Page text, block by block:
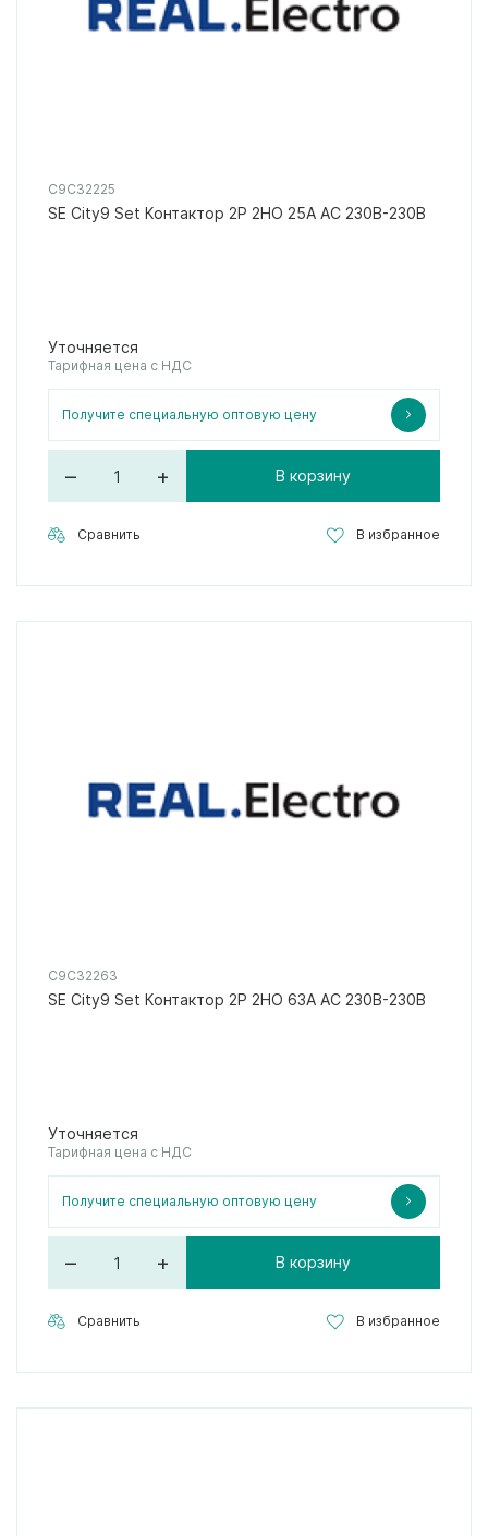
C9C32225
SE City9 Set Контактор 2P 2НО 25A AC 230В-230В
Уточняется
Тарифная цена с НДС
Получите специальную оптовую цену
– + В корзину
Сравнить В избранное
C9C32263
SE City9 Set Контактор 2P 2НО 63A AC 230В-230В
Уточняется
Тарифная цена с НДС
Получите специальную оптовую цену
– + В корзину
Сравнить В избранное